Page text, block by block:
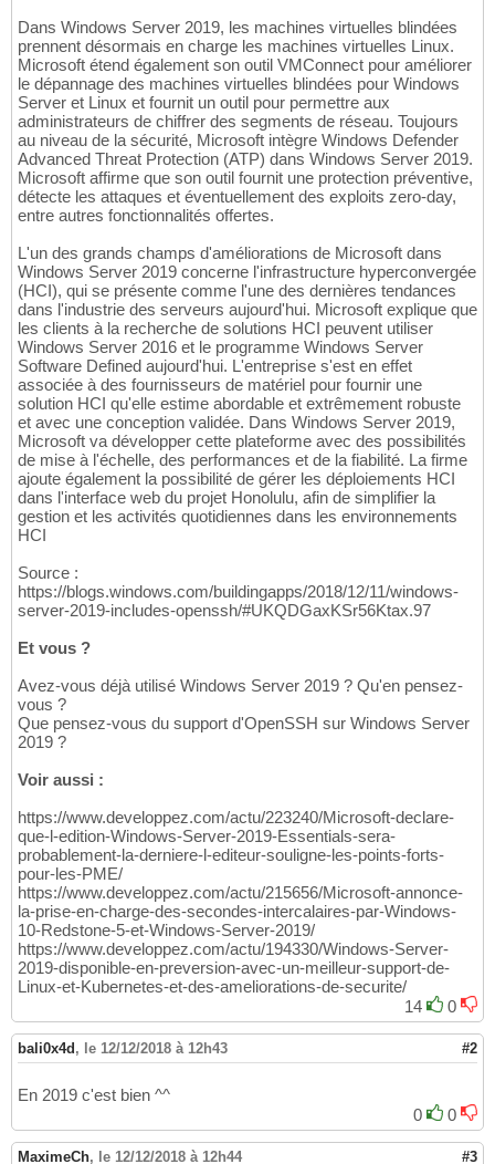
Dans Windows Server 2019, les machines virtuelles blindées
prennent désormais en charge les machines virtuelles Linux.
Microsoft étend également son outil VMConnect pour améliorer
le dépannage des machines virtuelles blindées pour Windows
Server et Linux et fournit un outil pour permettre aux
administrateurs de chiffrer des segments de réseau. Toujours
au niveau de la sécurité, Microsoft intègre Windows Defender
Advanced Threat Protection (ATP) dans Windows Server 2019.
Microsoft affirme que son outil fournit une protection préventive,
détecte les attaques et éventuellement des exploits zero-day,
entre autres fonctionnalités offertes.
L'un des grands champs d'améliorations de Microsoft dans
Windows Server 2019 concerne l'infrastructure hyperconvergée
(HCI), qui se présente comme l'une des dernières tendances
dans l'industrie des serveurs aujourd'hui. Microsoft explique que
les clients à la recherche de solutions HCI peuvent utiliser
Windows Server 2016 et le programme Windows Server
Software Defined aujourd'hui. L'entreprise s'est en effet
associée à des fournisseurs de matériel pour fournir une
solution HCI qu'elle estime abordable et extrêmement robuste
et avec une conception validée. Dans Windows Server 2019,
Microsoft va développer cette plateforme avec des possibilités
de mise à l'échelle, des performances et de la fiabilité. La firme
ajoute également la possibilité de gérer les déploiements HCI
dans l'interface web du projet Honolulu, afin de simplifier la
gestion et les activités quotidiennes dans les environnements
HCI
Source :
https://blogs.windows.com/buildingapps/2018/12/11/windows-
server-2019-includes-openssh/#UKQDGaxKSr56Ktax.97
Et vous ?
Avez-vous déjà utilisé Windows Server 2019 ? Qu'en pensez-
vous ?
Que pensez-vous du support d'OpenSSH sur Windows Server
2019 ?
Voir aussi :
https://www.developpez.com/actu/223240/Microsoft-declare-
que-l-edition-Windows-Server-2019-Essentials-sera-
probablement-la-derniere-l-editeur-souligne-les-points-forts-
pour-les-PME/
https://www.developpez.com/actu/215656/Microsoft-annonce-
la-prise-en-charge-des-secondes-intercalaires-par-Windows-
10-Redstone-5-et-Windows-Server-2019/
https://www.developpez.com/actu/194330/Windows-Server-
2019-disponible-en-preversion-avec-un-meilleur-support-de-
Linux-et-Kubernetes-et-des-ameliorations-de-securite/
14
0
bali0x4d, le 12/12/2018 à 12h43 #2
En 2019 c'est bien ^^
0
0
MaximeCh, le 12/12/2018 à 12h44 #3